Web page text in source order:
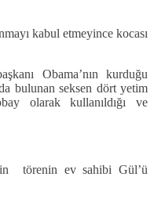
kabul etmeyince kocası
Obama’nın kurduğu
bulunan seksen dört yetim
olarak kullanıldığı ve
törenin ev sahibi Gül’ü